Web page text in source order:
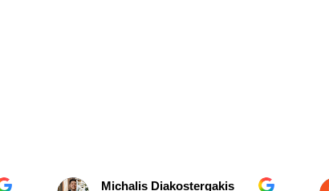
Michalis Diakostergakis